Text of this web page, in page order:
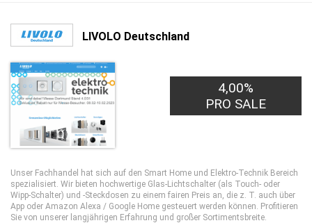
LIVOLO Deutschland
4,00%
PRO SALE
Unser Fachhandel hat sich auf den Smart Home und Elektro-Technik Bereich
spezialisiert. Wir bieten hochwertige Glas-Lichtschalter (als Touch- oder
Wipp-Schalter) und -Steckdosen zu einem fairen Preis an, die z. T. auch über
App oder Amazon Alexa / Google Home gesteuert werden können. Profitieren
Sie von unserer langjährigen Erfahrung und großer Sortimentsbreite.